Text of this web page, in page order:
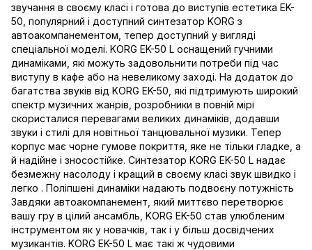
звучання в своєму класі і готова до виступів естетика EK-
50, популярний і доступний синтезатор KORG з
автоакомпанементом, тепер доступний у вигляді
спеціальної моделі. KORG EK-50 L оснащений гучними
динаміками, які можуть задовольнити потреби під час
виступу в кафе або на невеликому заході. На додаток до
багатства звуків від KORG EK-50, які підтримують широкий
спектр музичних жанрів, розробники в повній мірі
скористалися перевагами великих динаміків, додавши
звуки і стилі для новітньої танцювальної музики. Тепер
корпус має чорне гумове покриття, яке не тільки гладке, а
й надійне і зносостійке. Синтезатор KORG EK-50 L надає
безмежну насолоду і кращий в своєму класі звук швидко і
легко . Поліпшені динаміки надають подвоєну потужність
Завдяки автоакомпанемент, який миттєво перетворює
вашу гру в цілий ансамбль, KORG EK-50 став улюбленим
інструментом як у новачків, так і у більш досвідчених
музикантів. KORG EK-50 L має такі ж чудовими